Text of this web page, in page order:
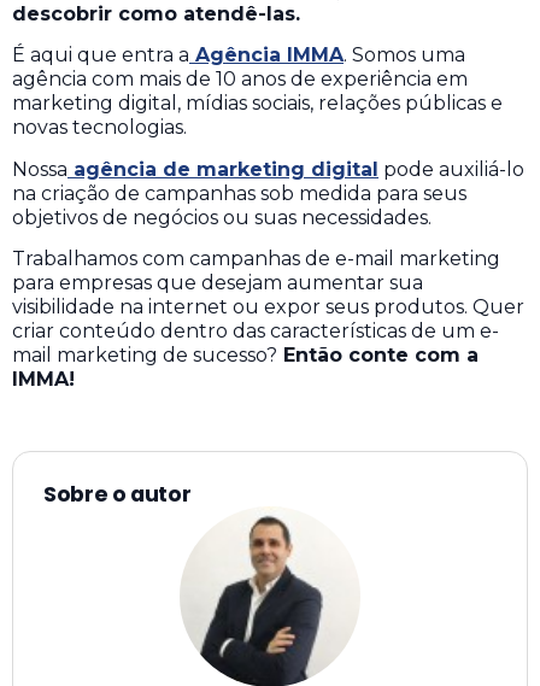
descobrir como atendê-las.
É aqui que entra a Agência IMMA. Somos uma
agência com mais de 10 anos de experiência em
marketing digital, mídias sociais, relações públicas e
novas tecnologias.
Nossa agência de marketing digital pode auxiliá-lo
na criação de campanhas sob medida para seus
objetivos de negócios ou suas necessidades.
Trabalhamos com campanhas de e-mail marketing
para empresas que desejam aumentar sua
visibilidade na internet ou expor seus produtos. Quer
criar conteúdo dentro das características de um e-
mail marketing de sucesso? Então conte com a
IMMA!
Sobre o autor